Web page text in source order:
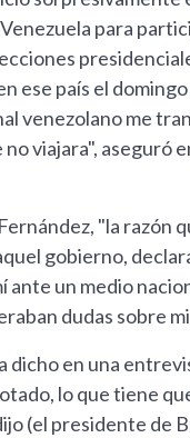
para
ese país el
venezolano me
viajara", aseguró
"la razón
gobierno,
ante un medio
dudas sobre
dicho en una
lo que tiene
(el presidente de